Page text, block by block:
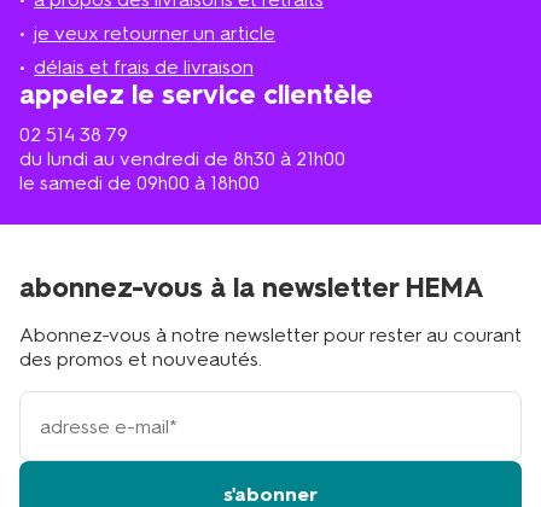
je veux retourner un article
délais et frais de livraison
appelez le service clientèle
02 514 38 79
du lundi au vendredi de 8h30 à 21h00
le samedi de 09h00 à 18h00
le
plus
proche
abonnez-vous à la newsletter HEMA
Abonnez-vous à notre newsletter pour rester au courant
des promos et nouveautés.
votre
adresse
s'abonner